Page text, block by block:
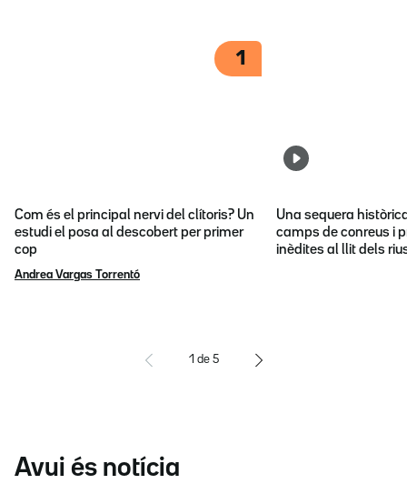
1
Com és el principal nervi del clítoris? Un
estudi el posa al descobert per primer
cop
Andrea Vargas Torrentó
Una sequera
camps de conreus i
inèdites al llit dels
1 de 5
Avui és notícia